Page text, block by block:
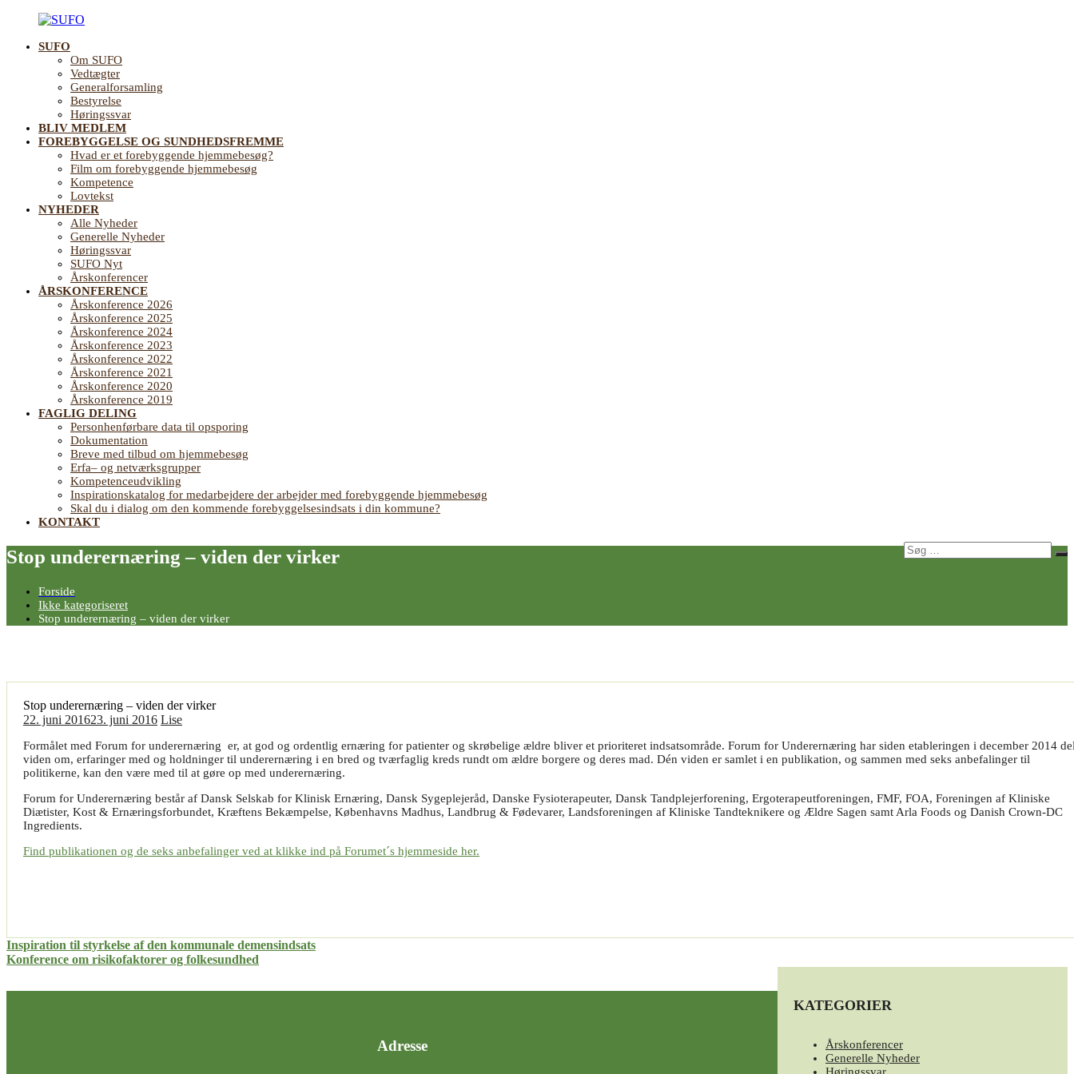
indhold
Landsforening
Sundhedsfremme
Forebyggelse
ældreområdet
SUFO
Om SUFO
Vedtægter
Generalforsamling
Bestyrelse
Høringssvar
BLIV MEDLEM
FOREBYGGELSE OG SUNDHEDSFREMME
Hvad er et forebyggende hjemmebesøg?
Film om forebyggende hjemmebesøg
Kompetence
Lovtekst
NYHEDER
Alle Nyheder
Generelle Nyheder
Høringssvar
SUFO Nyt
Årskonferencer
ÅRSKONFERENCE
Årskonference 2026
Årskonference 2025
Årskonference 2024
Årskonference 2023
Årskonference 2022
Årskonference 2021
Årskonference 2020
Årskonference 2019
FAGLIG DELING
Personhenførbare data til opsporing
Dokumentation
Breve med tilbud om hjemmebesøg
Erfa– og netværksgrupper
Kompetenceudvikling
Inspirationskatalog for medarbejdere der arbejder med forebyggende hjemmebesøg
Skal du i dialog om den kommende forebyggelsesindsats i din kommune?
KONTAKT
Søg
efter:
Stop underernæring – viden der virker
Forside
Ikke kategoriseret
Stop underernæring – viden der virker
Stop underernæring – viden der virker
22. juni 201623. juni 2016 Lise
Formålet med Forum for underernæring er, at god og ordentlig ernæring for patienter og skrøbelige ældre bliver et prioriteret indsatsområde. Forum for Underernæring har siden etableringen i december 2014
viden om, erfaringer med og holdninger til underernæring i en bred og tværfaglig kreds rundt om ældre borgere og deres mad. Dén viden er samlet i en publikation, og sammen med seks anbefalinger til
politikerne, kan den være med til at gøre op med underernæring.
Forum for Underernæring består af Dansk Selskab for Klinisk Ernæring, Dansk Sygeplejeråd, Danske Fysioterapeuter, Dansk Tandplejerforening, Ergoterapeutforeningen, FMF, FOA, Foreningen af Kliniske
Diætister, Kost & Ernæringsforbundet, Kræftens Bekæmpelse, Københavns Madhus, Landbrug & Fødevarer, Landsforeningen af Kliniske Tandteknikere og Ældre Sagen samt Arla Foods og Danish Crown-DC
Ingredients.
Find publikationen og de seks anbefalinger ved at klikke ind på Forumet´s hjemmeside her.
Indlægsnavigation
Inspiration til styrkelse af den kommunale demensindsats
Konference om risikofaktorer og folkesundhed
KATEGORIER
Årskonferencer
Generelle Nyheder
Høringssvar
Adresse